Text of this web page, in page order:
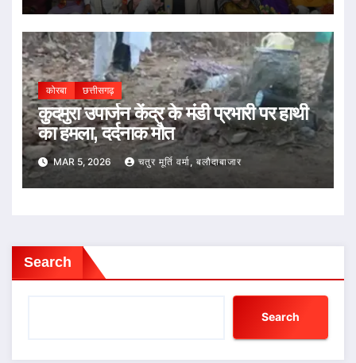
कोरबा छत्तीसगढ़
कुदमुरा उपार्जन केंद्र के मंडी प्रभारी पर हाथी
का हमला, दर्दनाक मौत
MAR 5, 2026 चतुर मूर्ति वर्मा, बलौदाबाजार
Search
Search